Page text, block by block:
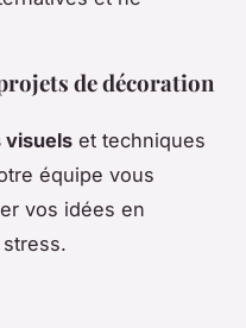
de décoration
visuels et techniques
équipe vous
vos idées en